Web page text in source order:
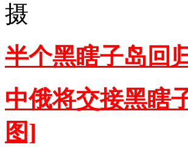
摄
半个黑瞎子岛回
中俄将交接黑瞎
图]